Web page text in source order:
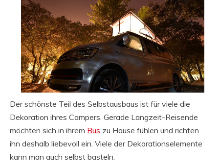
Der schönste Teil des Selbstausbaus ist für viele die
Dekoration ihres Campers. Gerade Langzeit-Reisende
möchten sich in ihrem Bus zu Hause fühlen und richten
ihn deshalb liebevoll ein. Viele der Dekorationselemente
kann man auch selbst basteln.